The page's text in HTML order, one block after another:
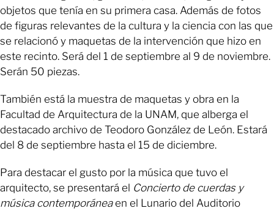
objetos que tenía en su primera casa. Además de fotos
de figuras relevantes de la cultura y la ciencia con las que
se relacionó y maquetas de la intervención que hizo en
este recinto. Será del 1 de septiembre al 9 de noviembre.
Serán 50 piezas.
También está la muestra de maquetas y obra en la
Facultad de Arquitectura de la UNAM, que alberga el
destacado archivo de Teodoro González de León. Estará
del 8 de septiembre hasta el 15 de diciembre.
Para destacar el gusto por la música que tuvo el
arquitecto, se presentará el Concierto de cuerdas y
música contemporáneaen el Lunario del Auditorio